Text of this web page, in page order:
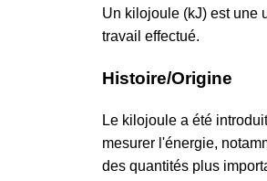
Un kilojoule (kJ) est une
travail effectué.
Histoire/Origine
Le kilojoule a été
mesurer l'énergie,
des quantités plus